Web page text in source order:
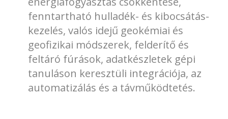
fenntartható hulladék- és kibocsátás-
kezelés, valós idejű geokémiai és
geofizikai módszerek, felderítő és
feltáró fúrások, adatkészletek gépi
tanuláson keresztüli integrációja, az
automatizálás és a távműködtetés.